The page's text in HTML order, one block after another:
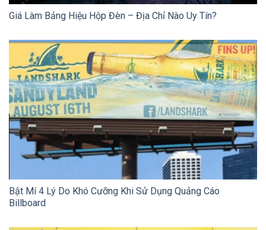
Giá Làm Bảng Hiệu Hộp Đèn – Địa Chỉ Nào Uy Tín?
Bật Mí 4 Lý Do Khó Cưỡng Khi Sử Dụng Quảng Cáo
Billboard